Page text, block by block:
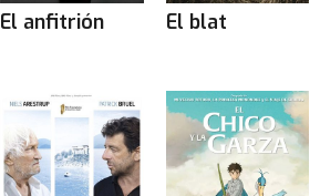
El anfitrión El blat